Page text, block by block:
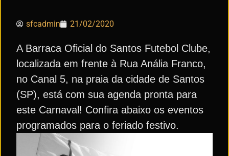
sfcadmin 21/02/2020
A Barraca Oficial do Santos Futebol Clube,
localizada em frente à Rua Anália Franco,
no Canal 5, na praia da cidade de Santos
(SP), está com sua agenda pronta para
este Carnaval! Confira abaixo os eventos
programados para o feriado festivo.